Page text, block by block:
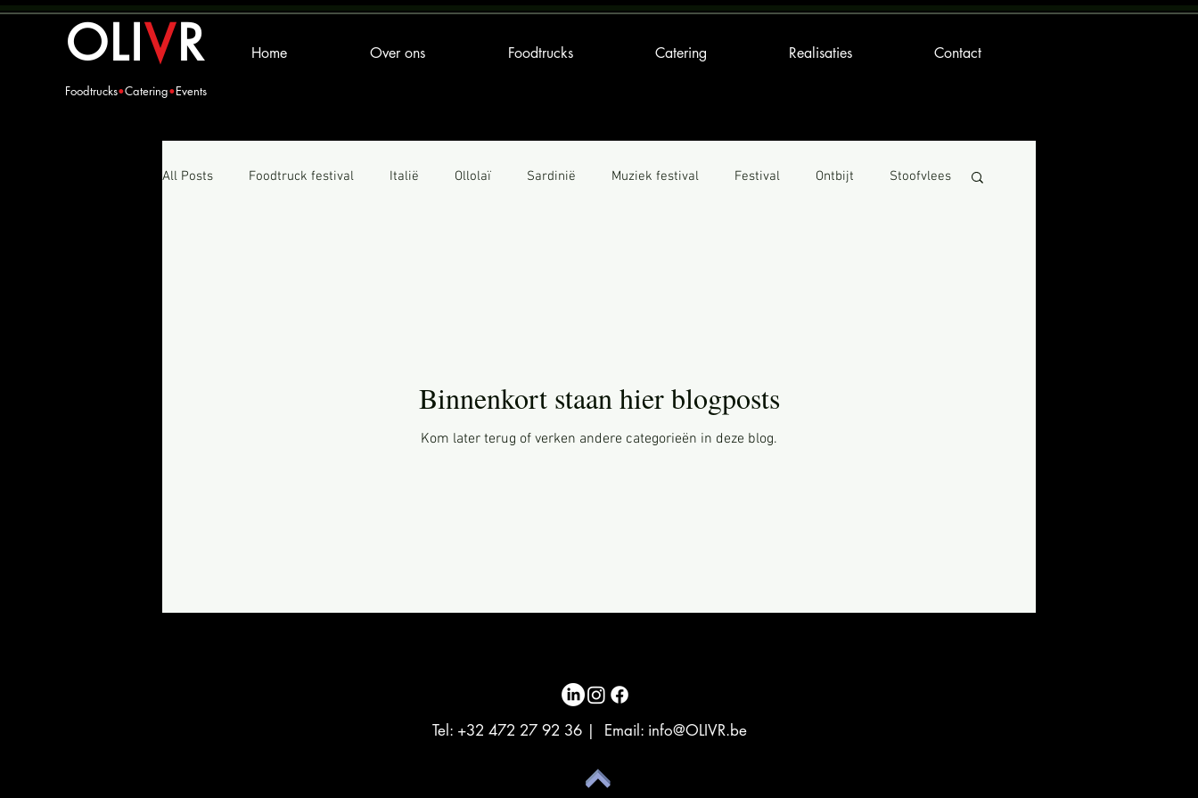
OLIVR
Foodtrucks•Catering•Events
Home Over ons Foodtrucks Catering Realisaties Contact
All Posts Foodtruck festival Italië Ollolaï Sardinië Muziek festival Festival Ontbijt Stoofvlees
Binnenkort staan hier blogposts
Kom later terug of verken andere categorieën in deze blog.
Tel: +32 472 27 92 36 | Email: info@OLIVR.be